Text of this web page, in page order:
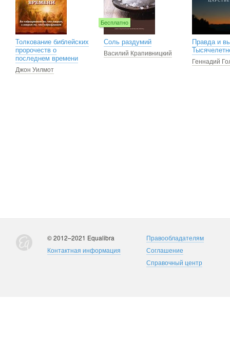
Толкование библейских
пророчеств о
последнем времени
Джон Уилмот
Бесплатно
Соль раздумий
Василий Крапивницкий
Правда и
Геннадий
© 2012–2021 Equalibra
Контактная информация
Правообладателям
Соглашение
Справочный центр